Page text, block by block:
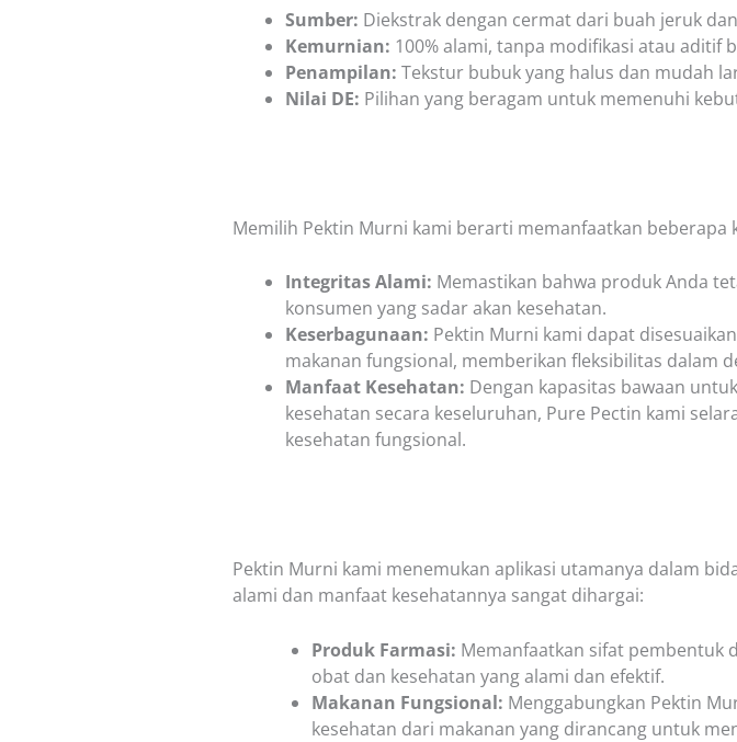
Sumber: Diekstrak dengan cermat dari buah jeruk
Kemurnian: 100% alami, tanpa modifikasi atau aditif
Penampilan: Tekstur bubuk yang halus dan mudah
Nilai DE: Pilihan yang beragam untuk memenuhi
Memilih Pektin Murni kami berarti memanfaatkan beberapa
Integritas Alami: Memastikan bahwa produk Anda
konsumen yang sadar akan kesehatan.
Keserbagunaan: Pektin Murni kami dapat
makanan fungsional, memberikan fleksibilitas dalam
Manfaat Kesehatan: Dengan kapasitas bawaan
kesehatan secara keseluruhan, Pure Pectin kami
kesehatan fungsional.
Pektin Murni kami menemukan aplikasi utamanya dalam
alami dan manfaat kesehatannya sangat dihargai:
Produk Farmasi: Memanfaatkan sifat pembentuk
obat dan kesehatan yang alami dan efektif.
Makanan Fungsional: Menggabungkan Pektin
kesehatan dari makanan yang dirancang untuk